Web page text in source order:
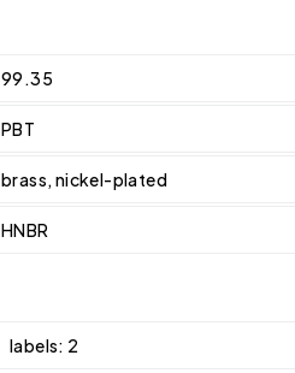
99.35
PBT
brass, nickel-plated
HNBR
labels: 2